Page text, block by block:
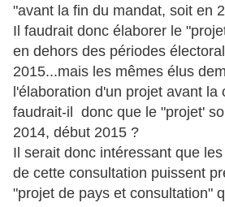
"avant la fin du mandat, soit en
Il faudrait donc élaborer le
en dehors des périodes
2015...mais les mêmes élus
l'élaboration d'un projet avant la
faudrait-il donc que le "projet'
2014, début 2015 ?
Il serait donc intéressant que
de cette consultation puissent
"projet de pays et consultation"